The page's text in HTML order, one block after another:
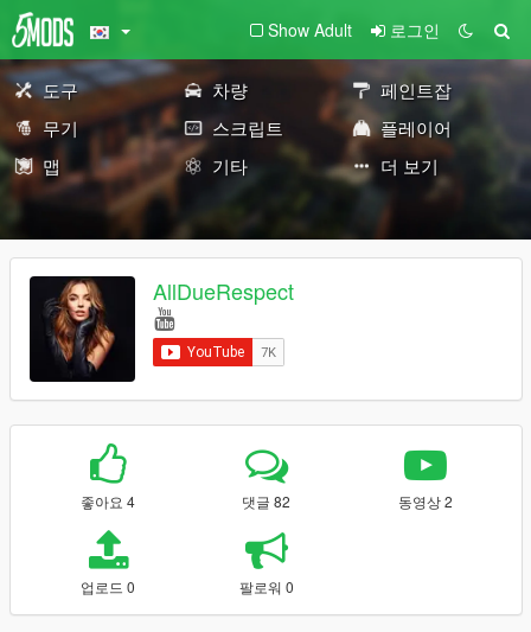
Show Adult 로그인
도구 차량
페인트잡
무기
스크립트
플레이어
맵
기타 더 보기
AllDueRespect
좋아요 4 댓글 82 동영상 2
업로드 0 팔로워 0